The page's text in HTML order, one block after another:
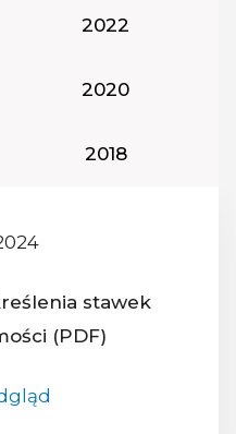
Rok podatkowy:
2022
Rok podatkowy:
2020
Rok
2018
stawek
(PDF)